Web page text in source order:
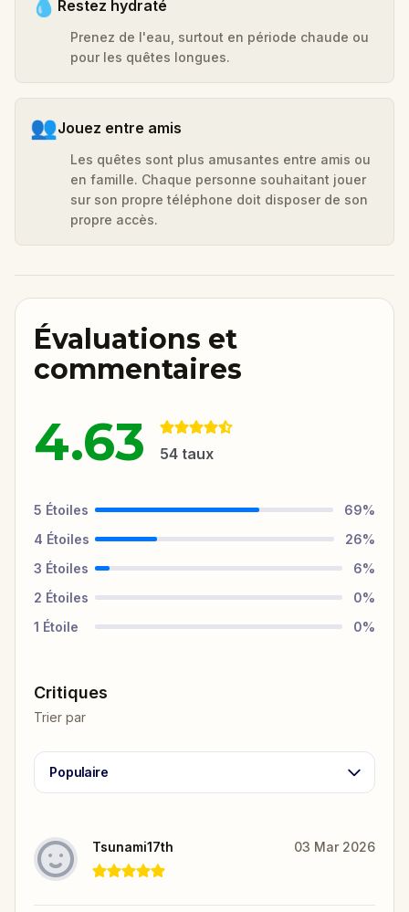
Restez hydraté
Prenez de l'eau, surtout en période chaude ou
pour les quêtes longues.
👥Jouez entre amis
Les quêtes sont plus amusantes entre amis ou
en famille. Chaque personne souhaitant jouer
sur son propre téléphone doit disposer de son
propre accès.
Évaluations et
commentaires
4.63 54 taux
5 Étoiles 69%
4 Étoiles 26%
3 Étoiles 6%
2 Étoiles 0%
1 Étoile 0%
Critiques
Trier par
Populaire
Tsunami17th 03 Mar 2026